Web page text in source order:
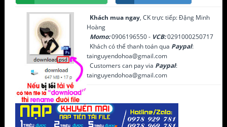
Khách mua ngay, CK trực tiếp: Đặng Minh
Hoàng
Momo:0906196550 - VCB:0291000250717
Khách có thể thanh toán qua Paypal:
tainguyendohoa@gmail.com
Customers can pay via Paypal:
tainguyendohoa@gmail.com